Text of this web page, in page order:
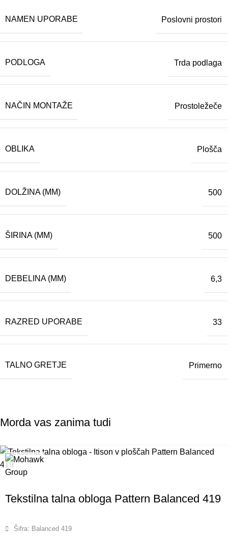
NAMEN UPORABE Poslovni prostori
PODLOGA Trda podlaga
NAČIN MONTAŽE Prostoležeče
OBLIKA Plošča
DOLŽINA (MM) 500
ŠIRINA (MM) 500
DEBELINA (MM) 6,3
RAZRED UPORABE 33
TALNO GRETJE Primerno
Morda vas zanima tudi
Tekstilna talna obloga Pattern Balanced 419
Šifra: Balanced 419